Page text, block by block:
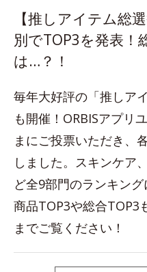
【推しアイテム総
別でTOP3を発表！
は…？！
毎年大好評の「推しア
も開催！ORBISアプリ
まにご投票いただき、
しました。スキンケア
ど全9部門のランキン
商品TOP3や総合TOP3
までご覧ください！